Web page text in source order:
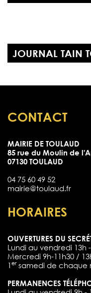
JOURNAL TAIN
CONTACT
MAIRIE DE TOULAUD
85 rue du Moulin de
07130 TOULAUD
04 75 60 49 52
mairie@toulaud.fr
HORAIRES
OUVERTURES DU
Lundi au vendredi 13h
Mercredi 9h-11h30 /
1 ersamedi de chaque
PERMANENCES